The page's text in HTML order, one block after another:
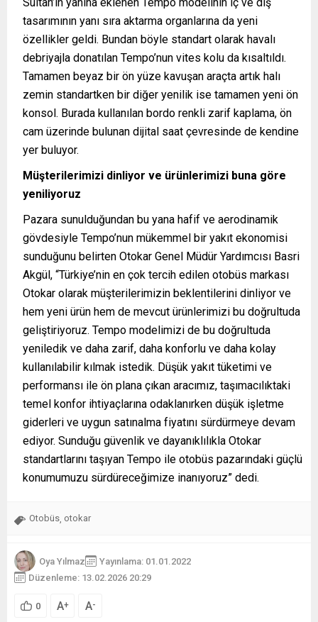
tasarımının yanı sıra aktarma organlarına da yeni
özellikler geldi. Bundan böyle standart olarak havalı
debriyajla donatılan Tempo’nun vites kolu da kısaltıldı.
Tamamen beyaz bir ön yüze kavuşan araçta artık halı
zemin standartken bir diğer yenilik ise tamamen yeni ön
konsol. Burada kullanılan bordo renkli zarif kaplama, ön
cam üzerinde bulunan dijital saat çevresinde de kendine
yer buluyor.
Müşterilerimizi dinliyor ve ürünlerimizi buna göre
yeniliyoruz
Pazara sunulduğundan bu yana hafif ve aerodinamik
gövdesiyle Tempo’nun mükemmel bir yakıt ekonomisi
sunduğunu belirten Otokar Genel Müdür Yardımcısı Basri
Akgül, “Türkiye’nin en çok tercih edilen otobüs markası
Otokar olarak müşterilerimizin beklentilerini dinliyor ve
hem yeni ürün hem de mevcut ürünlerimizi bu doğrultuda
geliştiriyoruz. Tempo modelimizi de bu doğrultuda
yeniledik ve daha zarif, daha konforlu ve daha kolay
kullanılabilir kılmak istedik. Düşük yakıt tüketimi ve
performansı ile ön plana çıkan aracımız, taşımacılıktaki
temel konfor ihtiyaçlarına odaklanırken düşük işletme
giderleri ve uygun satınalma fiyatını sürdürmeye devam
ediyor. Sunduğu güvenlik ve dayanıklılıkla Otokar
standartlarını taşıyan Tempo ile otobüs pazarındaki güçlü
konumumuzu sürdüreceğimize inanıyoruz” dedi.
Antalya
escort
Antalya
escort
bayan
Otobüs, otokar
Oya Yılmaz
Yayınlama: 01.01.2022
Düzenleme: 13.02.2026 20:29
0 A+ A-